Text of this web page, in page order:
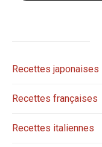
Recettes japonaises
Recettes françaises
Recettes italiennes